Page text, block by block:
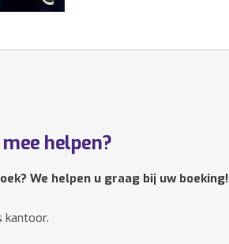
helpen?
We helpen u graag bij uw boeking!
kantoor.